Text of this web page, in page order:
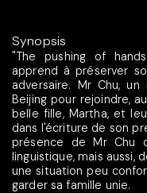
Synopsis
"The pushing of
apprend à préserver
adversaire. Mr Chu,
Beijing pour rejoindre,
belle fille, Martha, et
dans l'écriture de son
présence de Mr Chu
linguistique, mais aussi,
une situation peu
garder sa famille unie.